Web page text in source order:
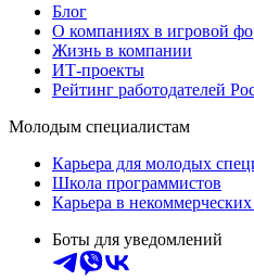
Блог
О компаниях в игровой
Жизнь в компании
ИТ-проекты
Рейтинг работодателей
Молодым специалистам
Карьера для молодых
Школа программистов
Карьера в
Боты для уведомлений